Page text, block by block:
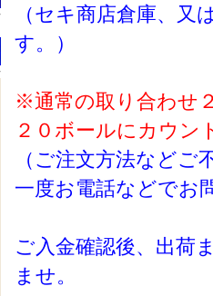
（セキ商店倉庫、
す。）
※通常の取り合わせ
２０ボールにカウン
（ご注文方法など
一度お電話などでお
ご入金確認後、出荷
ませ。